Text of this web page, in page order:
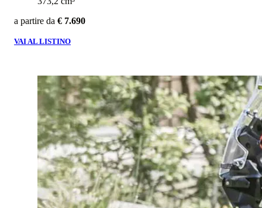
a partire da € 7.690
VAI AL LISTINO